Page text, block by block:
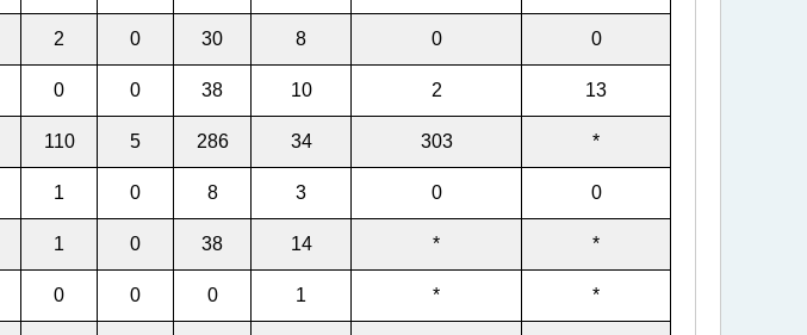
2 0 30 8 0 0
0 0 38 10 2 13
110 5 286 34 303 *
1 0 8 3 0 0
1 0 38 14 * *
0 0 0 1 * *